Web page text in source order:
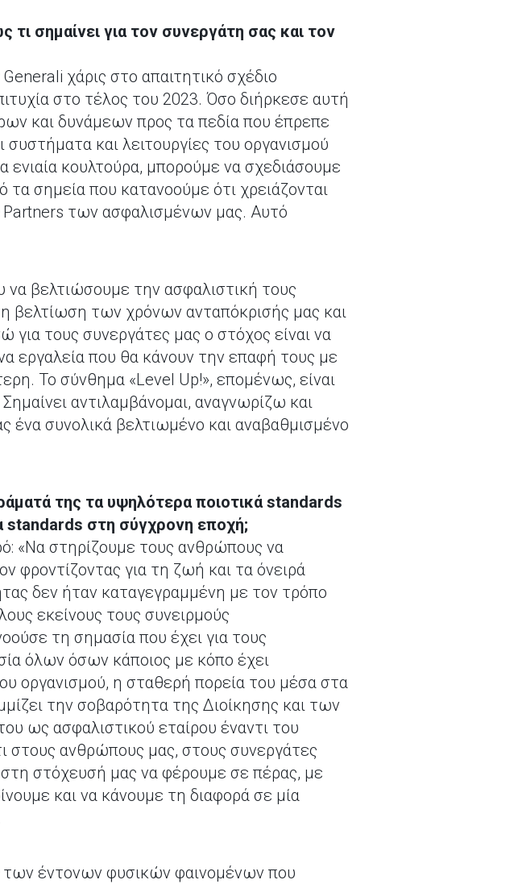
τι σημαίνει για τον συνεργάτη σας και τον
χάρις στο απαιτητικό σχέδιο
στο τέλος του 2023. Όσο διήρκεσε αυτή
και δυνάμεων προς τα πεδία που έπρεπε
και λειτουργίες του οργανισμού
ενιαία κουλτούρα, μπορούμε να σχεδιάσουμε
σημεία που κατανοούμε ότι χρειάζονται
Partners των ασφαλισμένων μας. Αυτό
να βελτιώσουμε την ασφαλιστική τους
βελτίωση των χρόνων ανταπόκρισής μας και
τους συνεργάτες μας ο στόχος είναι να
εργαλεία που θα κάνουν την επαφή τους με
Το σύνθημα «Level Up!», επομένως, είναι
αντιλαμβάνομαι, αναγνωρίζω και
συνολικά βελτιωμένο και αναβαθμισμένο
της τα υψηλότερα ποιοτικά standards
standards στη σύγχρονη εποχή;
«Να στηρίζουμε τους ανθρώπους να
φροντίζοντας για τη ζωή και τα όνειρά
δεν ήταν καταγεγραμμένη με τον τρόπο
εκείνους τους συνειρμούς
τη σημασία που έχει για τους
όλων όσων κάποιος με κόπο έχει
οργανισμού, η σταθερή πορεία του μέσα στα
την σοβαρότητα της Διοίκησης και των
ως ασφαλιστικού εταίρου έναντι του
στους ανθρώπους μας, στους συνεργάτες
στόχευσή μας να φέρουμε σε πέρας, με
και να κάνουμε τη διαφορά σε μία
των έντονων φυσικών φαινομένων που